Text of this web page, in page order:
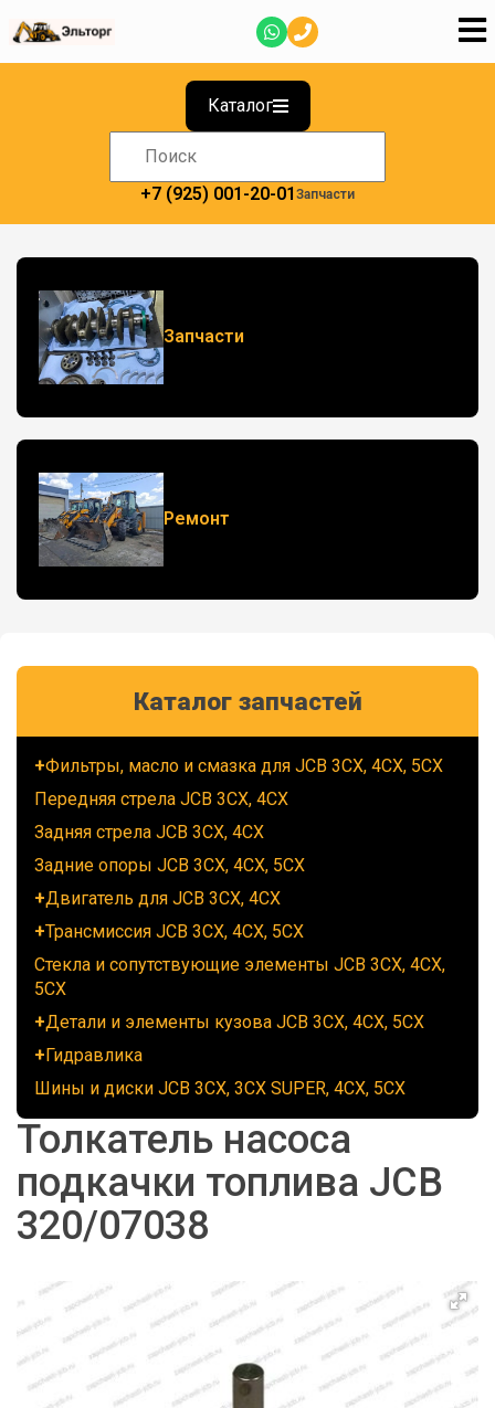
Каталог
+7 (925) 001-20-01 Запчасти
Запчасти
Ремонт
Каталог запчастей
Фильтры, масло и смазка для JCB 3CX, 4CX, 5CX
Передняя стрела JCB 3CX, 4CX
Задняя стрела JCB 3CX, 4CX
Задние опоры JCB 3CX, 4CX, 5CX
Двигатель для JCB 3CX, 4CX
Трансмиссия JCB 3CX, 4CX, 5CX
Стекла и сопутствующие элементы JCB 3CX, 4CX,
5CX
Детали и элементы кузова JCB 3CX, 4CX, 5CX
Гидравлика
Шины и диски JCB 3CX, 3CX SUPER, 4CX, 5CX
Толкатель насоса
подкачки топлива JCB
320/07038